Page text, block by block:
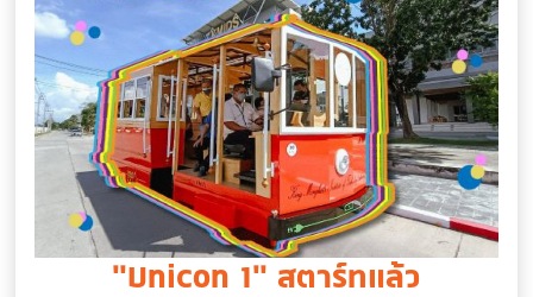
"Unicon 1" สตาร์ทแล้ว